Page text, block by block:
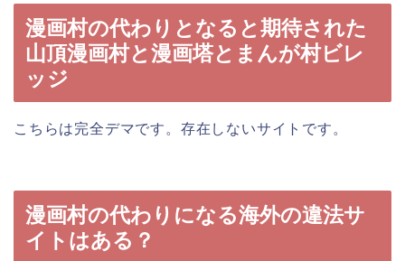
漫画村の代わりとなると期待された
山頂漫画村と漫画塔とまんが村ビレ
ッジ
こちらは完全デマです。存在しないサイトです。
漫画村の代わりになる海外の違法サ
イトはある？